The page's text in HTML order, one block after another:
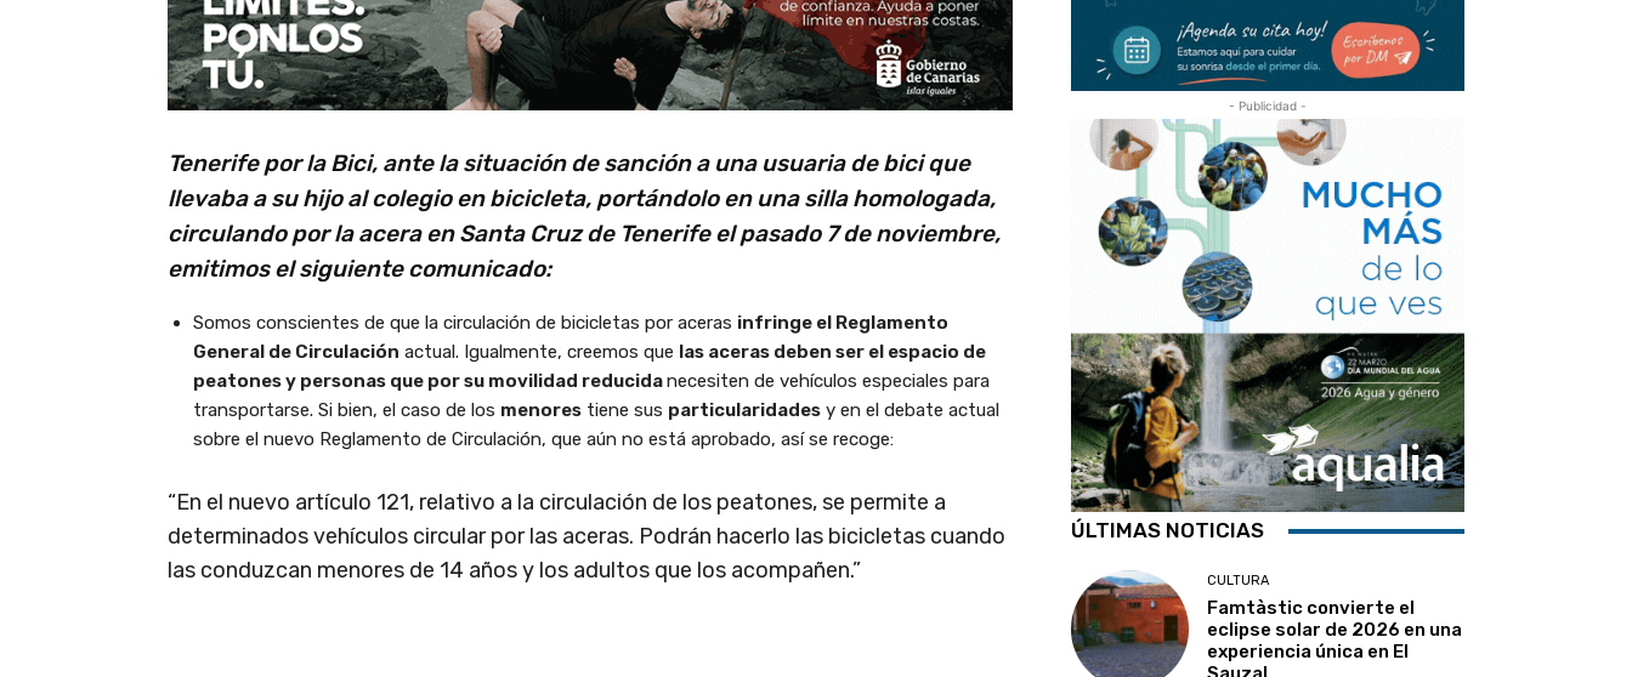
Tenerife por la Bici, ante la situación de sanción a una usuaria de bici que
llevaba a su hijo al colegio en bicicleta, portándolo en una silla homologada,
circulando por la acera en Santa Cruz de Tenerife el pasado 7 de noviembre,
emitimos el siguiente comunicado:
Somos conscientes de que la circulación de bicicletas por aceras infringe el Reglamento
General de Circulación actual. Igualmente, creemos que las aceras deben ser el espacio de
peatones y personas que por su movilidad reducidanecesiten de vehículos especiales para
transportarse. Si bien, el caso de los menores tiene sus particularidades y en el debate actual
sobre el nuevo Reglamento de Circulación, que aún no está aprobado, así se recoge:
“En el nuevo artículo 121, relativo a la circulación de los peatones, se permite a
determinados vehículos circular por las aceras. Podrán hacerlo las bicicletas cuando
las conduzcan menores de 14 años y los adultos que los acompañen.”
- Publicidad -
ÚLTIMAS NOTICIAS
CULTURA
Famtàstic convierte el
eclipse solar de 2026 en una
experiencia única en El